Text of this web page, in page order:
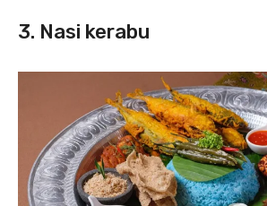
3. Nasi kerabu